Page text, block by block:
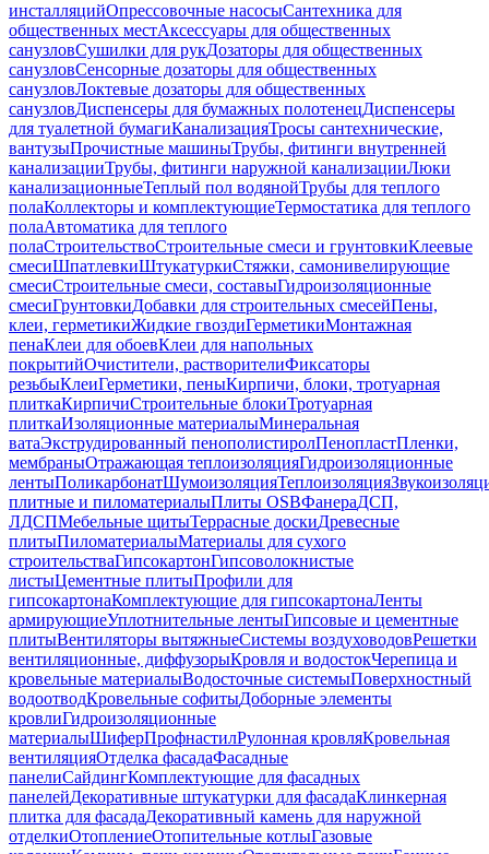
инсталляцийОпрессовочные насосыСантехника для
общественных местАксессуары для общественных
санузловСушилки для рукДозаторы для общественных
санузловСенсорные дозаторы для общественных
санузловЛоктевые дозаторы для общественных
санузловДиспенсеры для бумажных полотенецДиспенсеры
для туалетной бумагиКанализацияТросы сантехнические,
вантузыПрочистные машиныТрубы, фитинги внутренней
канализацииТрубы, фитинги наружной канализацииЛюки
канализационныеТеплый пол водянойТрубы для теплого
полаКоллекторы и комплектующиеТермостатика для теплого
полаАвтоматика для теплого
полаСтроительствоСтроительные смеси и грунтовкиКлеевые
смесиШпатлевкиШтукатуркиСтяжки, самонивелирующие
смесиСтроительные смеси, составыГидроизоляционные
смесиГрунтовкиДобавки для строительных смесейПены,
клеи, герметикиЖидкие гвоздиГерметикиМонтажная
пенаКлеи для обоевКлеи для напольных
покрытийОчистители, растворителиФиксаторы
резьбыКлеиГерметики, пеныКирпичи, блоки, тротуарная
плиткаКирпичиСтроительные блокиТротуарная
плиткаИзоляционные материалыМинеральная
ватаЭкструдированный пенополистиролПенопластПленки,
мембраныОтражающая теплоизоляцияГидроизоляционные
лентыПоликарбонатШумоизоляцияТеплоизоляция
плитные и пиломатериалыПлиты OSBФанераДСП,
ЛДСПМебельные щитыТеррасные доскиДревесные
плитыПиломатериалыМатериалы для сухого
строительстваГипсокартонГипсоволокнистые
листыЦементные плитыПрофили для
гипсокартонаКомплектующие для гипсокартонаЛенты
армирующиеУплотнительные лентыГипсовые и цементные
плитыВентиляторы вытяжныеСистемы воздуховодовРешетки
вентиляционные, диффузорыКровля и водостокЧерепица и
кровельные материалыВодосточные системыПоверхностный
водоотводКровельные софитыДоборные элементы
кровлиГидроизоляционные
материалыШиферПрофнастилРулонная кровляКровельная
вентиляцияОтделка фасадаФасадные
панелиСайдингКомплектующие для фасадных
панелейДекоративные штукатурки для фасадаКлинкерная
плитка для фасадаДекоративный камень для наружной
отделкиОтоплениеОтопительные котлыГазовые